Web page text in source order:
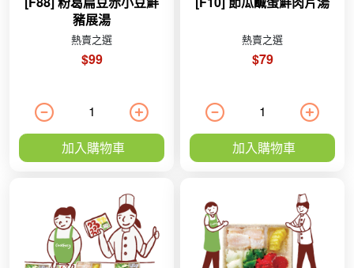
豬展湯
熱賣之選
$99
加入購物車
熱賣之選
$79
加入購物車